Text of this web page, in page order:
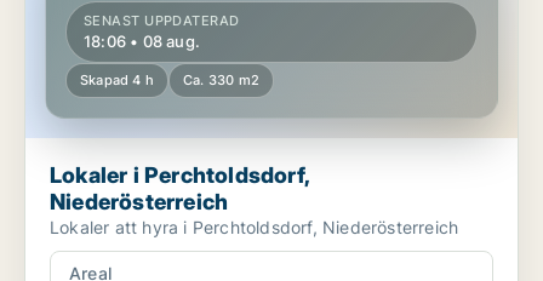
SENAST UPPDATERAD
18:06 • 08 aug.
Skapad 4 h Ca. 330 m2
Lokaler i Perchtoldsdorf,
Niederösterreich
Lokaler att hyra i Perchtoldsdorf, Niederösterreich
Areal